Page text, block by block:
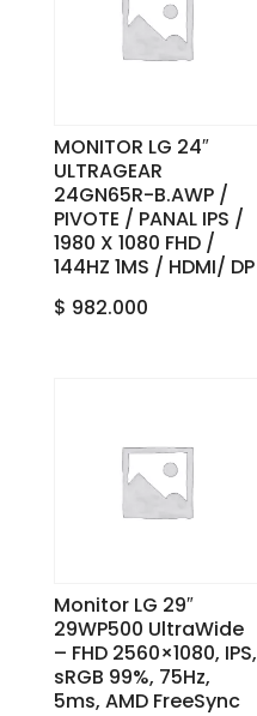
MONITOR LG 24″
ULTRAGEAR
24GN65R-B.AWP /
PIVOTE / PANAL IPS /
1980 X 1080 FHD /
144HZ 1MS / HDMI/ DP
$ 982.000
Monitor LG 29″
29WP500 UltraWide
– FHD 2560×1080, IPS,
sRGB 99%, 75Hz,
5ms, AMD FreeSync